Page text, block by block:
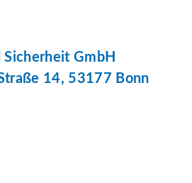
GmbH
14, 53177 Bonn